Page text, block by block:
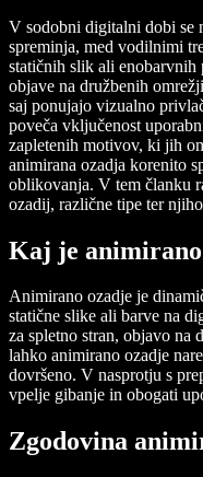
V sodobni digitalni dobi se
spreminja, med vodilnimi
statičnih slik ali enobarvnih
objave na družbenih
saj ponujajo vizualno
poveča vključenost
zapletenih motivov, ki jih
animirana ozadja korenito
oblikovanja. V tem članku
ozadij, različne tipe ter
Kaj je animirano
Animirano ozadje je
statične slike ali barve na
za spletno stran, objavo na
lahko animirano ozadje
dovršeno. V nasprotju s
vpelje gibanje in obogati
Zgodovina